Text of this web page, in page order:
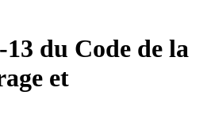
du Code de la
et